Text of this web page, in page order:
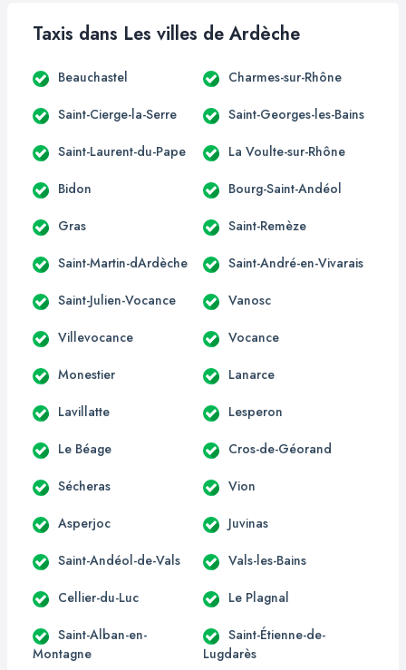
Taxis dans Les villes de Ardèche
Beauchastel Charmes-sur-Rhône
Saint-Cierge-la-Serre Saint-Georges-les-Bains
Saint-Laurent-du-Pape La Voulte-sur-Rhône
Bidon Bourg-Saint-Andéol
Gras Saint-Remèze
Saint-Martin-dArdèche Saint-André-en-Vivarais
Saint-Julien-Vocance Vanosc
Villevocance Vocance
Monestier Lanarce
Lavillatte Lesperon
Le Béage Cros-de-Géorand
Sécheras Vion
Asperjoc Juvinas
Saint-Andéol-de-Vals Vals-les-Bains
Cellier-du-Luc Le Plagnal
Saint-Alban-en-
Montagne
Saint-Étienne-de-
Lugdarès